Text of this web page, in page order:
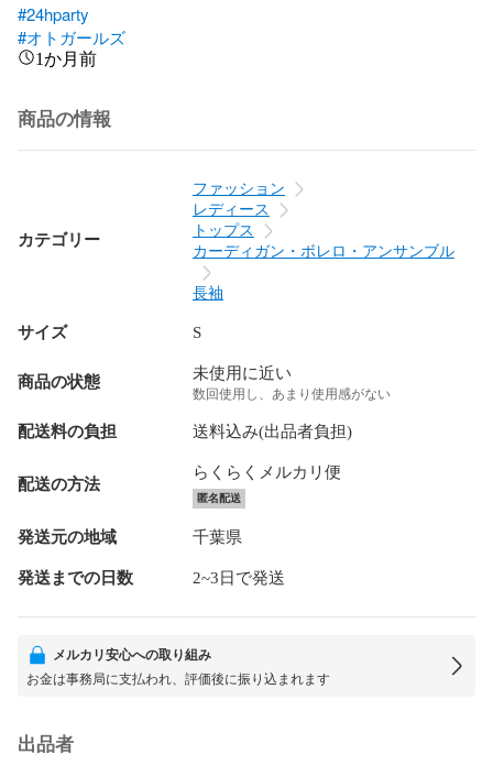
#24hparty
#オトガールズ
1か月前
商品の情報
カテゴリー
ファッション
レディース
トップス
カーディガン・ボレロ・アンサンブル
長袖
サイズ S
商品の状態 未使用に近い
数回使用し、あまり使用感がない
配送料の負担 送料込み(出品者負担)
配送の方法
らくらくメルカリ便
匿名配送
発送元の地域 千葉県
発送までの日数 2~3日で発送
メルカリ安心への取り組み
お金は事務局に支払われ、評価後に振り込まれます
出品者